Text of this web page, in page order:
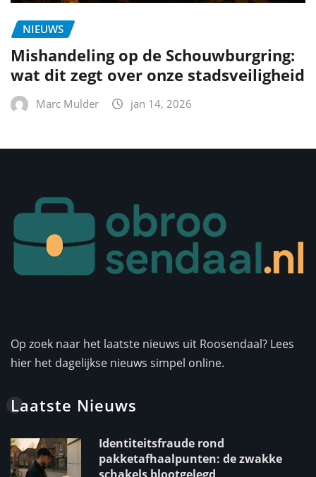
NIEUWS
Mishandeling op de Schouwburgring:
wat dit zegt over onze stadsveiligheid
Marc Mulder jan 14, 2026
Op zoek naar het laatste nieuws uit Roosendaal? Lees
hier het dagelijkse nieuws simpel online.
Laatste Nieuws
Identiteitsfraude rond
pakketafhaalpunten: de zwakke